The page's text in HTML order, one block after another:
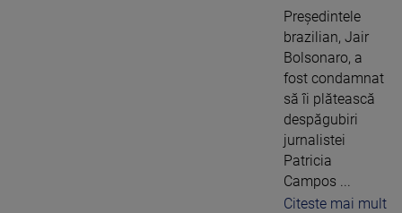
Preşedintele
brazilian, Jair
Bolsonaro, a
fost condamnat
să îi plătească
despăgubiri
jurnalistei
Patricia
Campos ...
Citeste mai mult